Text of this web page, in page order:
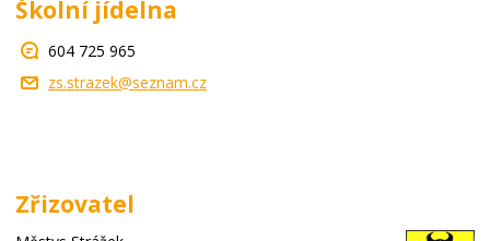
Školní jídelna
604 725 965
zs.strazek@seznam.cz
Zřizovatel